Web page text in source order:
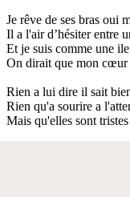
Je rêve de ses bras oui
Il a l'air d’hésiter entre
Et je suis comme une
On dirait que mon cœur
Rien a lui dire il sait
Rien qu'a sourire a
Mais qu'elles sont